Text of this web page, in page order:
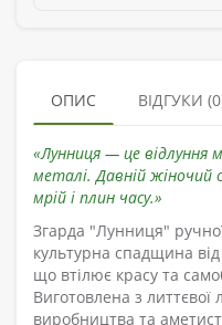
ОПИС ВІДГУКИ
«Лунниця — це відлуння
металі. Давній жіночий
мрій і плин часу.»
Згарда "Лунниця"
культурна спадщина
що втілює красу та
Виготовлена з литтєвої
виробництва та